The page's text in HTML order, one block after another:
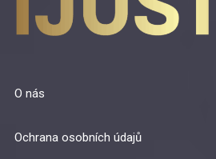
O nás
Ochrana osobních údajů